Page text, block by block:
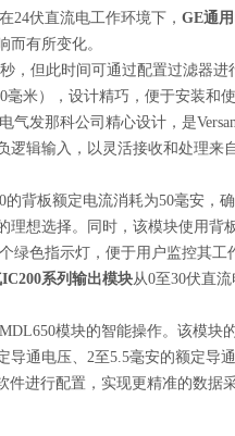
24伏直流电工作环境下， GE通
而有所变化。
，但此时间可通过配置过滤器
米），设计精巧，便于安装和使
气发那科公司精心设计，是
逻辑输入，以灵活接收和处理
的背板额定电流消耗为50毫安
想选择。同时，该模块使用背
绿色指示灯，便于用户监控其
系列输出模块从0至30伏直
模块的智能操作。该模
导通电压、2至5.5毫安的额定导
件进行配置，实现更精准的数据